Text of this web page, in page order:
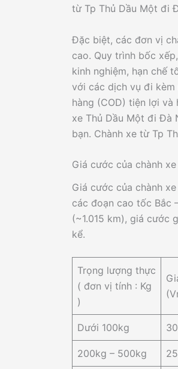
từ Tp Thủ Dầu Một đi
Đặc biệt, các đơn vị
cao. Quy trình bốc
kinh nghiệm, hạn chế
với các dịch vụ đi kèm
hàng (COD) tiện lợi và
xe Thủ Dầu Một đi Đà
bạn. Chành xe từ Tp
Giá cước của chành
Giá cước của chành
các đoạn cao tốc Bắc
(~1.015 km), giá cước
kể.
Trọng lượng thực
( đơn vị tính : Kg
)
Dưới 100kg
200kg – 500kg